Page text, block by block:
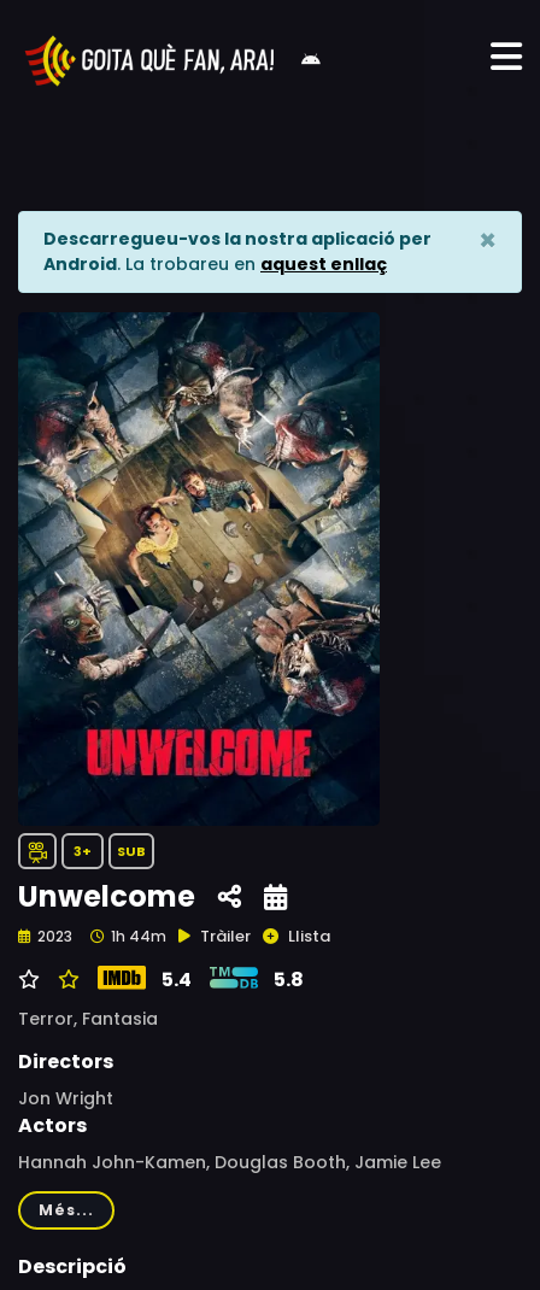
Descarregueu-vos la nostra aplicació per
Android. La trobareu en aquest enllaç
×
3+ SUB
Unwelcome
2023 1h 44m Tràiler Llista
5.4 5.8
Terror, Fantasia
Directors
Jon Wright
Actors
Hannah John-Kamen, Douglas Booth, Jamie Lee
O'Donnell, Chris Walley, Kristian Nairn, Colm Meaney,
Niamh Cusack, Lalor Roddy, Finbar Lynch, Bradley Turner,
Ania Marson, Billy Boyle
Més...
Descripció